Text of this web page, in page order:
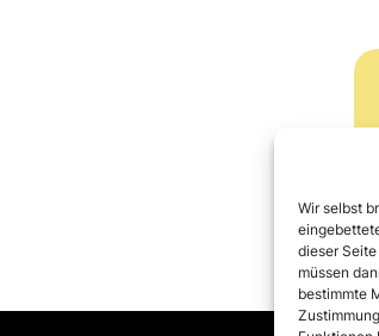
Wir selbst
dieser
müssen
bestimmte